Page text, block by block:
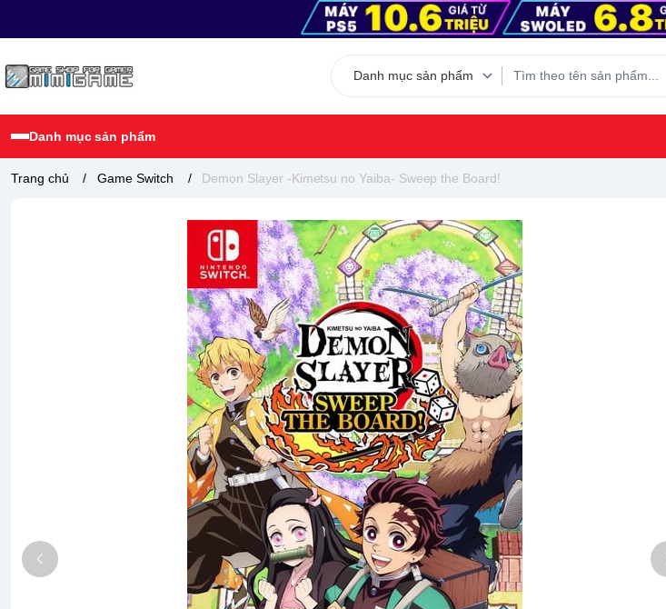
Danh mục sản phẩm
Trang chủ / Game Switch / Demon Slayer -Kimetsu no Yaiba- Sweep the Board!